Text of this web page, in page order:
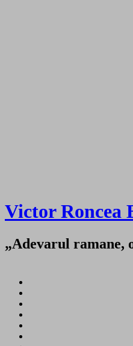
Victor Roncea
„Adevarul